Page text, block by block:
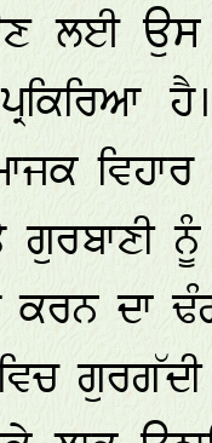
ਲਈ ਉਸ
ਨੂੰ
ਦਾ